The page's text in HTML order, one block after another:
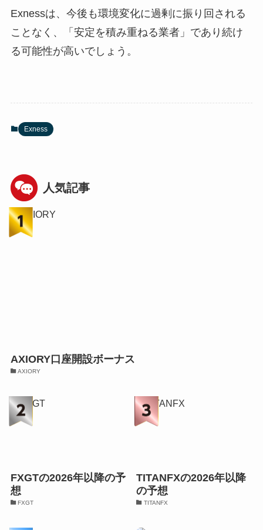
Exnessは、今後も環境変化に過剰に振り回される
ことなく、「安定を積み重ねる業者」であり続け
る可能性が高いでしょう。
Exness
人気記事
AXIORY口座開設ボーナス
AXIORY
FXGTの2026年以降の予
想
FXGT
TITANFXの2026年以降
の予想
TITANFX